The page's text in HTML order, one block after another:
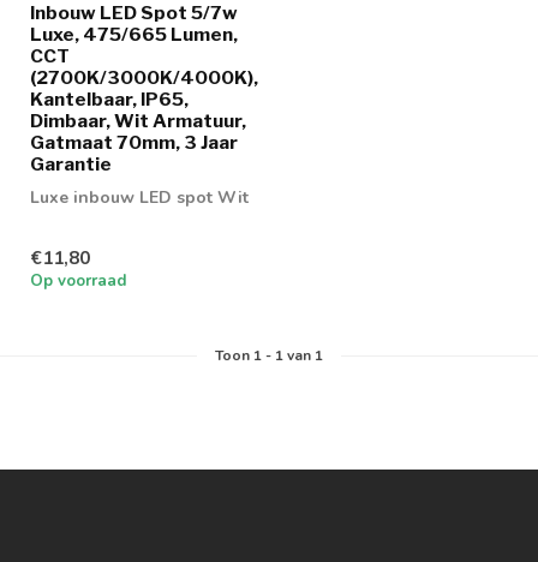
Inbouw LED Spot 5/7w
Luxe, 475/665 Lumen,
CCT
(2700K/3000K/4000K),
Kantelbaar, IP65,
Dimbaar, Wit Armatuur,
Gatmaat 70mm, 3 Jaar
Garantie
Luxe inbouw LED spot Wit
€11,80
Op voorraad
Toon 1- 1van 1